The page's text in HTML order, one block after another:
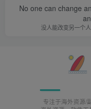
No one can change
没人能改变另一个
专注于海外资源/